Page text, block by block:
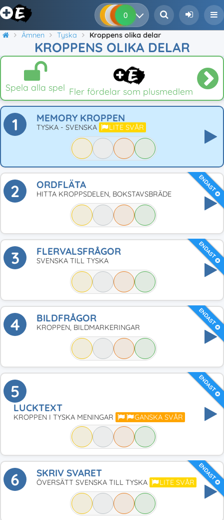
0 0 0
Ämnen Tyska Kroppens olika delar
KROPPENS OLIKA DELAR
Spela alla spel Fler fördelar som plusmedlem
1 MEMORY KROPPEN
TYSKA - SVENSKA LITE SVÅR
ENDAST
2 ORDFLÄTA
HITTA KROPPSDELEN, BOKSTAVSBRÄDE
ENDAST
3 FLERVALSFRÅGOR
SVENSKA TILL TYSKA
ENDAST
4 BILDFRÅGOR
KROPPEN, BILDMARKERINGAR
ENDAST
5
LUCKTEXT
KROPPEN I TYSKA MENINGAR GANSKA SVÅR
ENDAST
6 SKRIV SVARET
ÖVERSÄTT SVENSKA TILL TYSKA LITE SVÅR